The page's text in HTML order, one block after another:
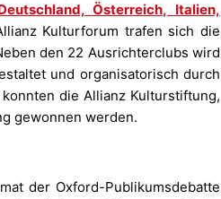
Österreich, Italien,
Kulturforum trafen sich die
den 22 Ausrichterclubs wird
und organisatorisch durch
die Allianz Kulturstiftung,
gewonnen werden.
der Oxford-Publikumsdebatte